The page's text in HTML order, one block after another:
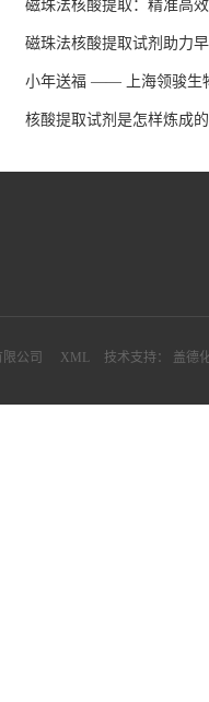
磁珠法核酸提取：精准高
磁珠法核酸提取试剂助力
小年送福 —— 上海领骏生
核酸提取试剂是怎样炼成的
公司 XML 技术支持： 盖德